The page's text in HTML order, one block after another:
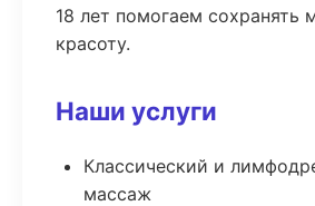
18 лет помогаем сохранять
красоту.
Наши услуги
Классический и
массаж